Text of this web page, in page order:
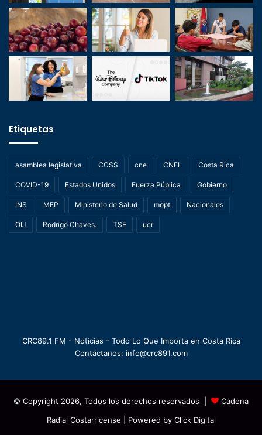
Etiquetas
asamblea legislativa CCSS cne CNFL Costa Rica
COVID-19 Estados Unidos Fuerza Pública Gobierno
INS MEP Ministerio de Salud mopt Nacionales
OIJ Rodrigo Chaves. TSE ucr
CRC89.1 FM - Noticias - Todo Lo Que Importa en Costa Rica
Contáctanos: info@crc891.com
© Copyright 2026, Todos los derechos reservados |
Cadena
Radial Costarricense | Powered by Click Digital